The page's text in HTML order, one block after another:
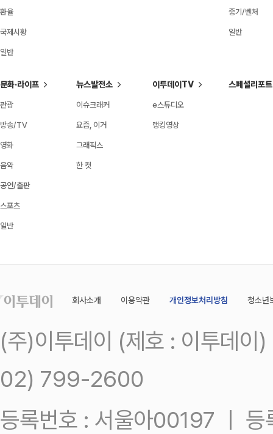
환율
국제시황
일반
중기/벤처
일반
문화·라이프
관광
방송/TV
영화
음악
공연/출판
스포츠
일반
뉴스발전소
이슈크래커
요즘, 이거
그래픽스
한 컷
이투데이TV
e스튜디오
랭킹영상
스페셜리포트
회사소개 이용약관 개인정보처리방침 청소년
(주)이투데이 (제호 : 이투데
02) 799-2600
등록번호 : 서울아00197 ㅣ